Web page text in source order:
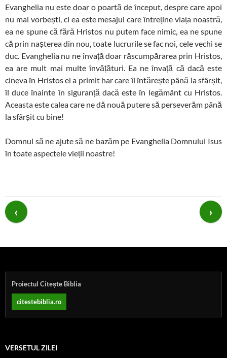
Evanghelia nu este doar o poartă de început, despre care apoi
nu mai vorbești, ci ea este mesajul care întreține viața noastră,
ea ne spune că fără Hristos nu putem face nimic, ea ne spune
că prin nașterea din nou, toate lucrurile se fac noi, cele vechi se
duc. Evanghelia nu ne învață doar răscumpărarea prin Hristos,
ea are mult mai multe învățături. Ea ne învață că dacă este
cineva în Hristos el a primit har care îl întărește până la sfârșit,
îl duce înainte în siguranță dacă este în legământ cu Hristos.
Aceasta este calea care ne dă nouă putere să perseverăm până
la sfârșit cu bine!
Domnul să ne ajute să ne bazăm pe Evanghelia Domnului Isus
în toate aspectele vieții noastre!
Post
navigation
Proiectul Citește Biblia
citestebiblia.ro
VERSETUL ZILEI